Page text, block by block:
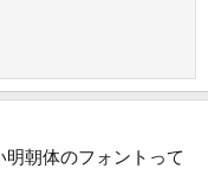
朝体のフォントって